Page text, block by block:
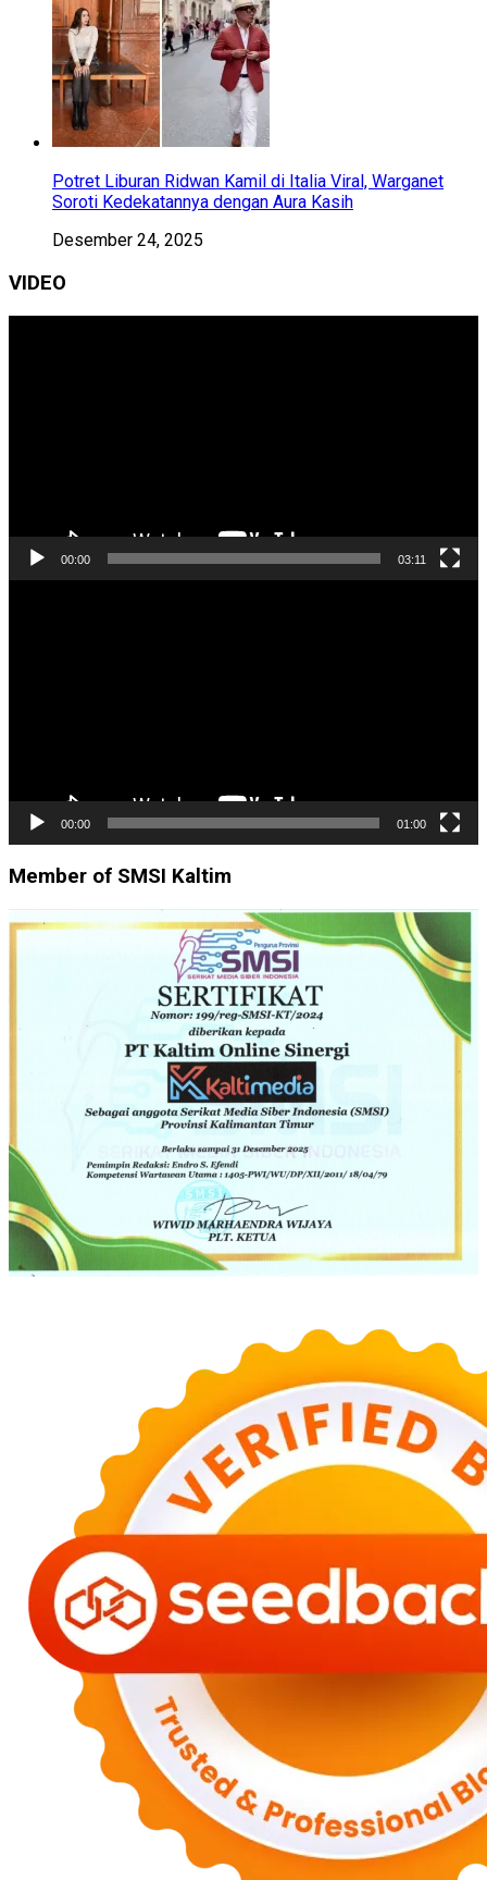
Potret Liburan Ridwan Kamil di Italia Viral, Warganet
Soroti Kedekatannya dengan Aura Kasih
Desember 24, 2025
VIDEO
00:00 03:11
00:00 01:00
Member of SMSI Kaltim